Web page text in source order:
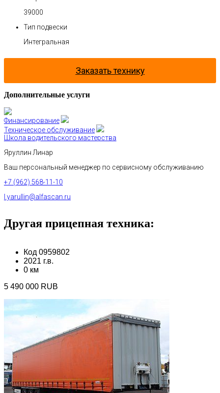
39000
Тип подвески
Интегральная
Заказать технику
Дополнительные услуги
Финансирование
Техническое обслуживание
Школа водительского мастерства
Яруллин Линар
Ваш персональный менеджер по сервисному обслуживанию
+7 (962) 568-11-10
l.yarullin@alfascan.ru
Другая прицепная техника:
Код 0959802
2021 г.в.
0 км
5 490 000 RUB